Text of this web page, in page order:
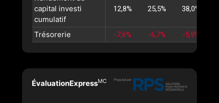
capital investi
cumulatif
12,8% 25,5% 38,0%
Trésorerie -7,6% -6,7% -5,9%
ÉvaluationExpressMC